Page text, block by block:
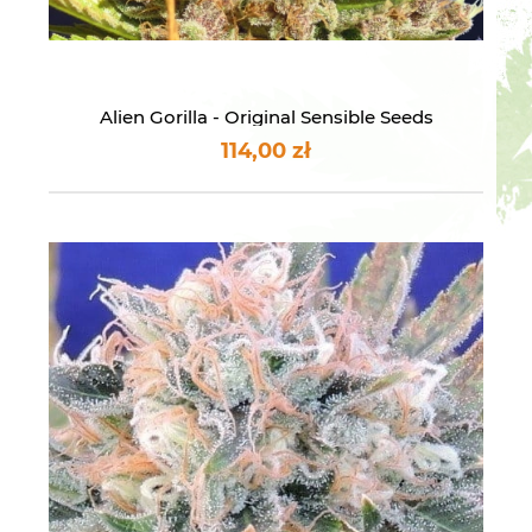
Alien Gorilla - Original Sensible Seeds
114,00 zł